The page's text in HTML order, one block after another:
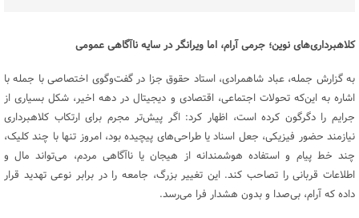
کلاهبرداری‌های نوین؛ جرمی آرام، اما ویرانگر در سایه ناآگاهی عمومی
به گزارش جمله، عباد شاهمرادی، استاد حقوق جزا در گفت‌و‌‌گوی اختصاصی با جمله با
اشاره به این‌که تحولات اجتماعی، اقتصادی و دیجیتال در دهه اخیر، شکل بسیاری از
جرایم را دگرگون کرده است، اظهار کرد: اگر پیش‌تر مجرم برای ارتکاب کلاهبرداری
نیازمند حضور فیزیکی، جعل اسناد یا طراحی‌های پیچیده بود، امروز تنها با چند کلیک،
چند خط پیام و استفاده هوشمندانه از هیجان یا ناآگاهی مردم، می‌تواند مال و
اطلاعات قربانی را تصاحب کند. این تغییر بزرگ، جامعه را در برابر نوعی تهدید قرار
داده که آرام، بی‌صدا و بدون هشدار فرا می‌رسد.